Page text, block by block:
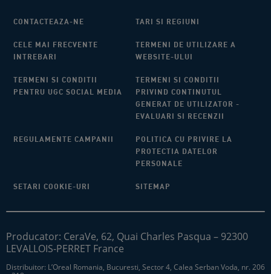
CONTACTEAZA-NE TARI SI REGIUNI​
CELE MAI FRECVENTE
INTREBARI
TERMENI DE UTILIZARE A
WEBSITE-ULUI​
TERMENI SI CONDITII
PENTRU UGC SOCIAL MEDIA
TERMENI SI CONDITII
PRIVIND CONTINUTUL
GENERAT DE UTILIZATOR -
EVALUARI SI RECENZII
REGULAMENTE CAMPANII
POLITICA CU PRIVIRE LA
PROTECTIA DATELOR
PERSONALE
SETARI COOKIE-URI SITEMAP
Producator: CeraVe, 62, Quai Charles Pasqua – 92300
LEVALLOIS-PERRET France
Distribuitor: L’Oreal Romania, Bucuresti, Sector 4, Calea Serban Voda, nr. 206